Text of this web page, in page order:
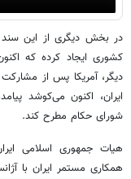
در بخش دیگری از این
کشوری ایجاد کرده که
دیگر، آمریکا پس از
ایران، اکنون می‌کوشد
شورای حکام مطرح کند.
هیات جمهوری اسلامی
همکاری مستمر ایران با